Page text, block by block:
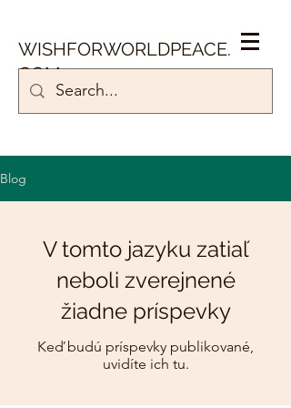
WISHFORWORLDPEACE.
COM
Blog
V tomto jazyku zatiaľ
neboli zverejnené
žiadne príspevky
Keď budú príspevky publikované,
uvidíte ich tu.